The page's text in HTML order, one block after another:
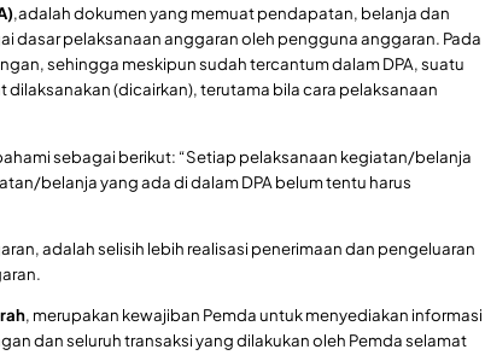
,adalah dokumen yang memuat pendapatan, belanja dan
dasar pelaksanaan anggaran oleh pengguna anggaran. Pada
sehingga meskipun sudah tercantum dalam DPA, suatu
(dicairkan), terutama bila cara pelaksanaan
sebagai berikut: “Setiap pelaksanaan kegiatan/belanja
belanja yang ada di dalam DPA belum tentu harus
adalah selisih lebih realisasi penerimaan dan pengeluaran
, merupakan kewajiban Pemda untuk menyediakan informasi
dan seluruh transaksi yang dilakukan oleh Pemda selamat